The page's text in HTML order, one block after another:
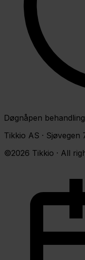
Døgnåpen behandling
Tikkio AS · Sjøvegen
©2026 Tikkio · All